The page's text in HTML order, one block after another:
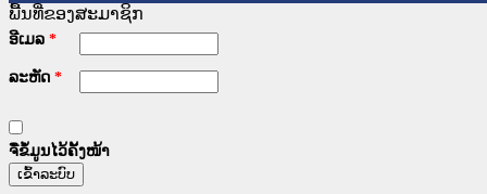
ພື້ນທີ່ຂອງສະມາຊິກ
ອີເມລ *
ລະຫັດ *
ຈື່ຂໍ້ມູນໄວ້ຄັ້ງໜ້າ